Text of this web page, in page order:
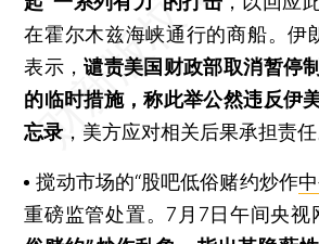
在霍尔木兹海峡通行的商船。伊
表示，谴责美国财政部取消暂停
的临时措施，称此举公然违反伊
忘录 ，美方应对相关后果承担责任
搅动市场的“股吧低俗赌约炒作
重磅监管处置。7月7日午间央视